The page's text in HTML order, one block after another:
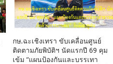
กษ.ฉะเชิงเทรา ขับเคลื่อนศูนย์
ติดตามภัยพิบัติฯ นัดแรกปี 69 คุม
เข้ม “แผนป้องกันและบรรเทา